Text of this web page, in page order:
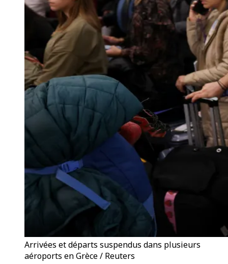
Arrivées et départs suspendus dans plusieurs
aéroports en Grèce / Reuters